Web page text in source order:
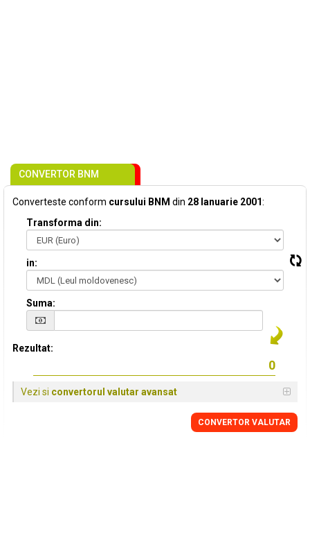
CONVERTOR BNM
Converteste conform cursului BNM din 28 Ianuarie 2001:
Transforma din:
in:
Suma:
Rezultat:
Vezi si convertorul valutar avansat
CONVERTOR VALUTAR